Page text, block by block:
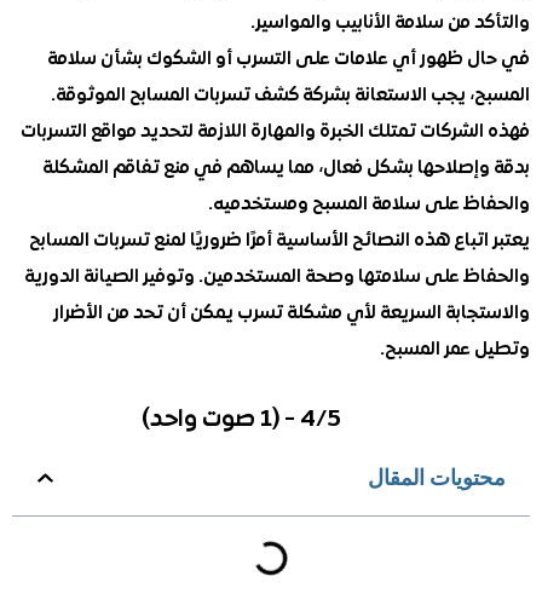
من سلامة الأنابيب والمواسير.
ظهور أي علامات على التسرب أو الشكوك بشأن سلامة
يجب الاستعانة بشركة كشف تسربات المسابح الموثوقة.
تمتلك الخبرة والمهارة اللازمة لتحديد مواقع التسربات
بشكل فعال، مما يساهم في منع تفاقم المشكلة
على سلامة المسبح ومستخدميه.
هذه النصائح الأساسية أمرًا ضروريًا لمنع تسربات المسابح
على سلامتها وصحة المستخدمين. وتوفير الصيانة الدورية
السريعة لأي مشكلة تسرب يمكن أن تحد من الأضرار
المسبح.
المقال